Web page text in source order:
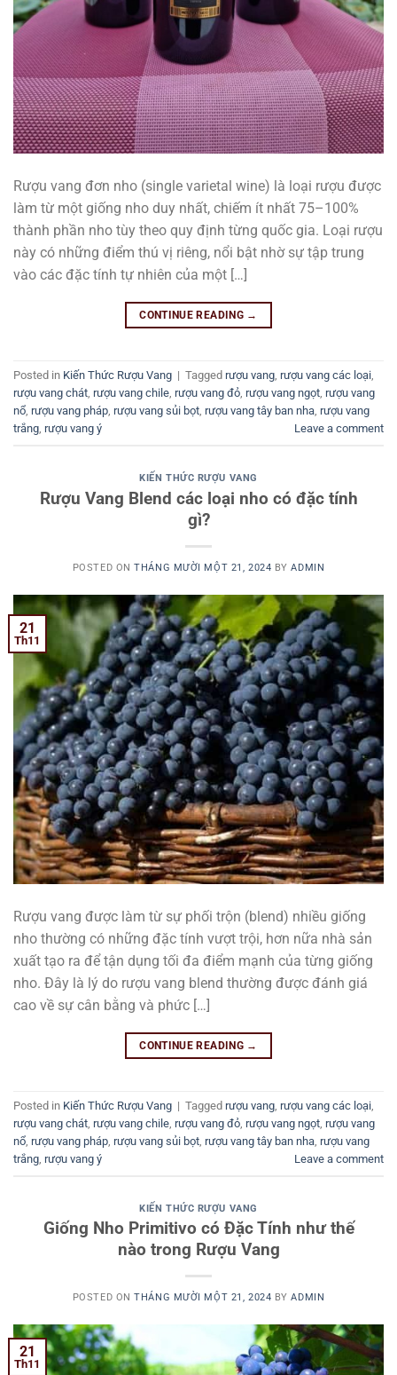
Rượu vang đơn nho (single varietal wine) là loại rượu được
làm từ một giống nho duy nhất, chiếm ít nhất 75–100%
thành phần nho tùy theo quy định từng quốc gia. Loại rượu
này có những điểm thú vị riêng, nổi bật nhờ sự tập trung
vào các đặc tính tự nhiên của một […]
CONTINUE READING →
Posted in Kiến Thức Rượu Vang | Tagged rượu vang, rượu vang các loại,
rượu vang chát, rượu vang chile, rượu vang đỏ, rượu vang ngọt, rượu vang
nổ, rượu vang pháp, rượu vang sủi bọt, rượu vang tây ban nha, rượu vang
trắng, rượu vang ý Leave a comment
KIẾN THỨC RƯỢU VANG
Rượu Vang Blend các loại nho có đặc tính
gì?
POSTED ONTHÁNG MƯỜI MỘT 21, 2024 BYADMIN
21
Th11
Rượu vang được làm từ sự phối trộn (blend) nhiều giống
nho thường có những đặc tính vượt trội, hơn nữa nhà sản
xuất tạo ra để tận dụng tối đa điểm mạnh của từng giống
nho. Đây là lý do rượu vang blend thường được đánh giá
cao về sự cân bằng và phức […]
CONTINUE READING →
Posted in Kiến Thức Rượu Vang | Tagged rượu vang, rượu vang các loại,
rượu vang chát, rượu vang chile, rượu vang đỏ, rượu vang ngọt, rượu vang
nổ, rượu vang pháp, rượu vang sủi bọt, rượu vang tây ban nha, rượu vang
trắng, rượu vang ý Leave a comment
KIẾN THỨC RƯỢU VANG
Giống Nho Primitivo có Đặc Tính như thế
nào trong Rượu Vang
POSTED ONTHÁNG MƯỜI MỘT 21, 2024 BYADMIN
21
Th11